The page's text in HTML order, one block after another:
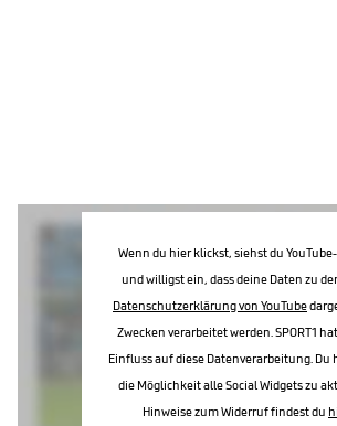
Wenn du hier klickst, siehst du
und willigst ein, dass deine Daten zu
Datenschutzerklärung von YouTube
Zwecken verarbeitet werden. SPORT1
Einfluss auf diese Datenverarbeitung. Du
die Möglichkeit alle Social Widgets zu
Hinweise zum Widerruf findest du